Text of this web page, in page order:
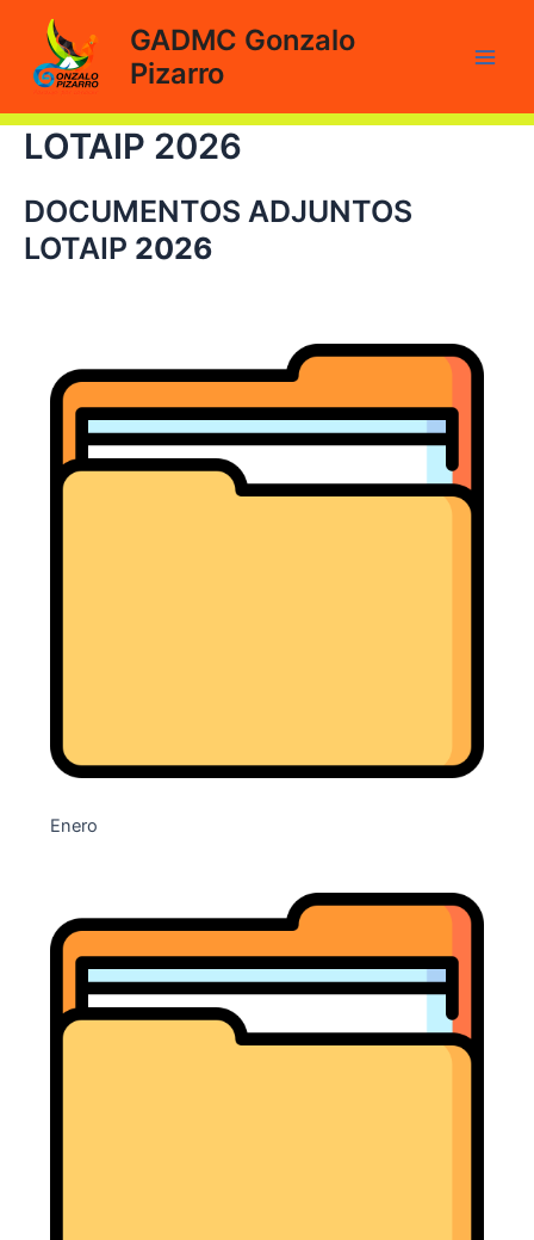
contenido
GADMC Gonzalo
Pizarro
LOTAIP 2026
DOCUMENTOS ADJUNTOS
LOTAIP 2026
Enero